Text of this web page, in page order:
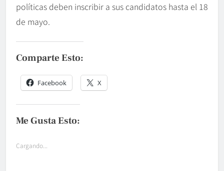
políticas deben inscribir a sus candidatos hasta el 18
de mayo.
Comparte Esto:
Facebook X
Me Gusta Esto:
Cargando...